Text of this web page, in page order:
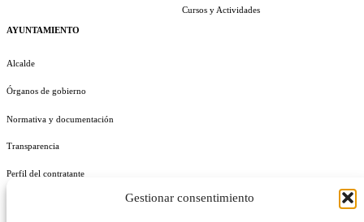
Gestionar consentimiento
AYUNTAMIENTO
Alcalde
Órganos de gobierno
Normativa y documentación
Transparencia
Perfil del contratante
Cursos y Actividades